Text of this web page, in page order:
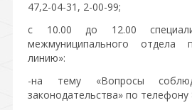
47,2-04-31, 2-00-99;
с 10.00 до 12.00
межмуниципального отдела
линию»:
-на тему «Вопросы
законодательства» по телефону